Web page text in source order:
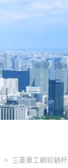
> 三菱重工蜗轮蜗